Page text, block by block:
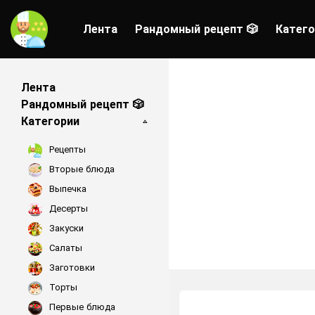
Лента Рандомный рецепт 🎲
Лента
Рандомный рецепт 🎲
Категории
Рецепты
Вторые блюда
Выпечка
Десерты
Закуски
Салаты
Заготовки
Торты
Первые блюда